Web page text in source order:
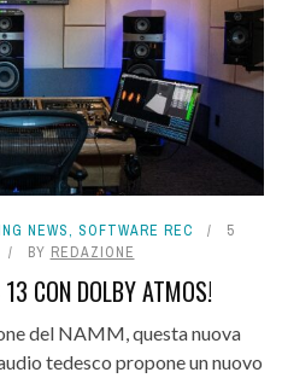
NEWS, SOFTWARE REC
5
BY REDAZIONE
CON DOLBY ATMOS!
del NAMM, questa nuova
tedesco propone un nuovo